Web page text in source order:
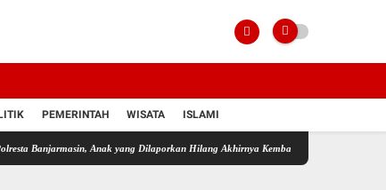
PEMERINTAH WISATA ISLAMI
Anak yang Dilaporkan Hilang Akhirnya Kembali ke Pelukan Orang Tua